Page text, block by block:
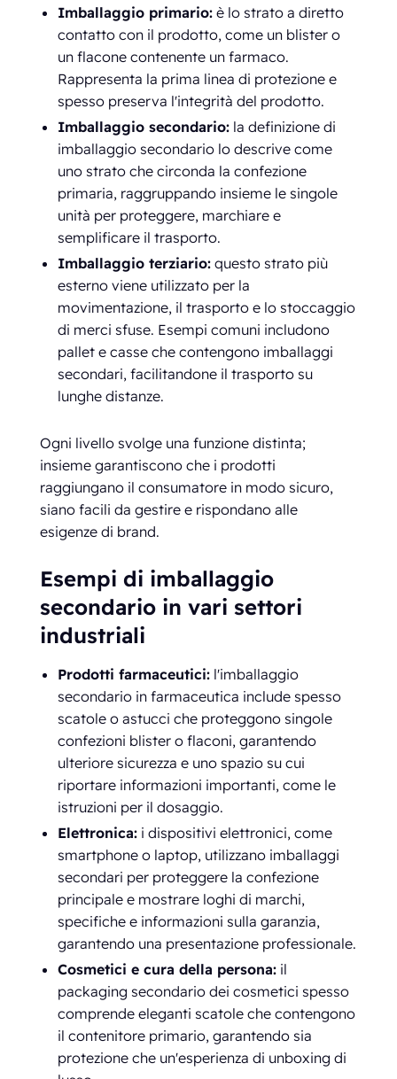
Imballaggio primario:è lo strato a diretto
contatto con il prodotto, come un blister o
un flacone contenente un farmaco.
Rappresenta la prima linea di protezione e
spesso preserva l'integrità del prodotto.
Imballaggio secondario:la definizione di
imballaggio secondario lo descrive come
uno strato che circonda la confezione
primaria, raggruppando insieme le singole
unità per proteggere, marchiare e
semplificare il trasporto.
Imballaggio terziario:questo strato più
esterno viene utilizzato per la
movimentazione, il trasporto e lo stoccaggio
di merci sfuse. Esempi comuni includono
pallet e casse che contengono imballaggi
secondari, facilitandone il trasporto su
lunghe distanze.
Ogni livello svolge una funzione distinta;
insieme garantiscono che i prodotti
raggiungano il consumatore in modo sicuro,
siano facili da gestire e rispondano alle
esigenze di brand.
Esempi di imballaggio
secondario in vari settori
industriali
Prodotti farmaceutici:l'imballaggio
secondario in farmaceutica include spesso
scatole o astucci che proteggono singole
confezioni blister o flaconi, garantendo
ulteriore sicurezza e uno spazio su cui
riportare informazioni importanti, come le
istruzioni per il dosaggio.
Elettronica:i dispositivi elettronici, come
smartphone o laptop, utilizzano imballaggi
secondari per proteggere la confezione
principale e mostrare loghi di marchi,
specifiche e informazioni sulla garanzia,
garantendo una presentazione professionale.
Cosmetici e cura della persona:il
packaging secondario dei cosmetici spesso
comprende eleganti scatole che contengono
il contenitore primario, garantendo sia
protezione che un'esperienza di unboxing di